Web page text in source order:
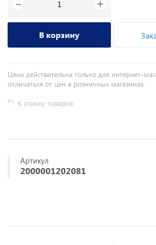
− +
В корзину
Цена действительна только для интернет-
отличаться от цен в розничных магазинах.
К списку товаров
Артикул
2000001202081